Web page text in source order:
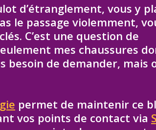
d’étranglement, vous y
le passage violemment,
C’est une question de
mes chaussures
besoin de demander, mais
permet de maintenir ce
vos points de contact via